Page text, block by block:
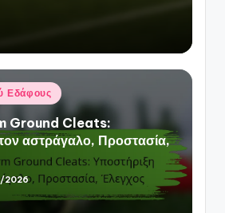
Εδάφους
Ground Cleats:
αστράγαλο, Προστασία,
2026